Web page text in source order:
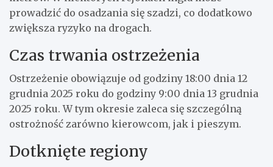
prowadzić do osadzania się szadzi, co dodatkowo
zwiększa ryzyko na drogach.
Czas trwania ostrzeżenia
Ostrzeżenie obowiązuje od godziny 18:00 dnia 12
grudnia 2025 roku do godziny 9:00 dnia 13 grudnia
2025 roku. W tym okresie zaleca się szczególną
ostrożność zarówno kierowcom, jak i pieszym.
Dotknięte regiony